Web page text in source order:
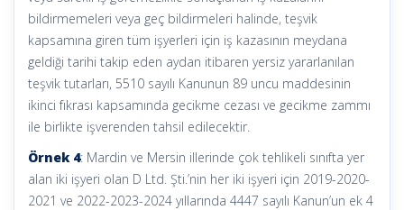
bildirmemeleri veya geç bildirmeleri halinde, teşvik
kapsamına giren tüm işyerleri için iş kazasının meydana
geldiği tarihi takip eden aydan itibaren yersiz yararlanılan
teşvik tutarları, 5510 sayılı Kanunun 89 uncu maddesinin
ikinci fıkrası kapsamında gecikme cezası ve gecikme zammı
ile birlikte işverenden tahsil edilecektir.
Örnek 4: Mardin ve Mersin illerinde çok tehlikeli sınıfta yer
alan iki işyeri olan D Ltd. Şti.’nin her iki işyeri için 2019-2020-
2021 ve 2022-2023-2024 yıllarında 4447 sayılı Kanun’un ek 4